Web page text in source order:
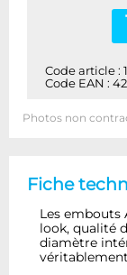
Code article :
Code EAN :
Photos non
Fiche
Les embouts
look, qualité
diamètre